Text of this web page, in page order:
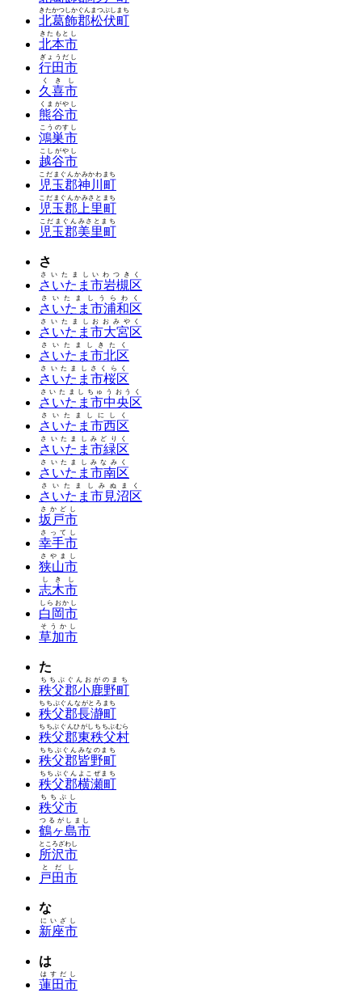
北葛飾郡松伏町
きたかつしかぐんまつぶしまち
北本市
きたもとし
行田市
ぎょうだし
久喜市
くきし
熊谷市
くまがやし
鴻巣市
こうのすし
越谷市
こしがやし
児玉郡神川町
こだまぐんかみかわまち
児玉郡上里町
こだまぐんかみさとまち
児玉郡美里町
こだまぐんみさとまち
さ
さいたま市岩槻区
さいたましいわつきく
さいたま市浦和区
さいたましうらわく
さいたま市大宮区
さいたましおおみやく
さいたま市北区
さいたましきたく
さいたま市桜区
さいたましさくらく
さいたま市中央区
さいたましちゅうおうく
さいたま市西区
さいたましにしく
さいたま市緑区
さいたましみどりく
さいたま市南区
さいたましみなみく
さいたま市見沼区
さいたましみぬまく
坂戸市
さかどし
幸手市
さってし
狭山市
さやまし
志木市
しきし
白岡市
しらおかし
草加市
そうかし
た
秩父郡小鹿野町
ちちぶぐんおがのまち
秩父郡長瀞町
ちちぶぐんながとろまち
秩父郡東秩父村
ちちぶぐんひがしちちぶむら
秩父郡皆野町
ちちぶぐんみなのまち
秩父郡横瀬町
ちちぶぐんよこぜまち
秩父市
ちちぶし
鶴ヶ島市
つるがしまし
所沢市
ところざわし
戸田市
とだし
な
新座市
にいざし
は
蓮田市
はすだし